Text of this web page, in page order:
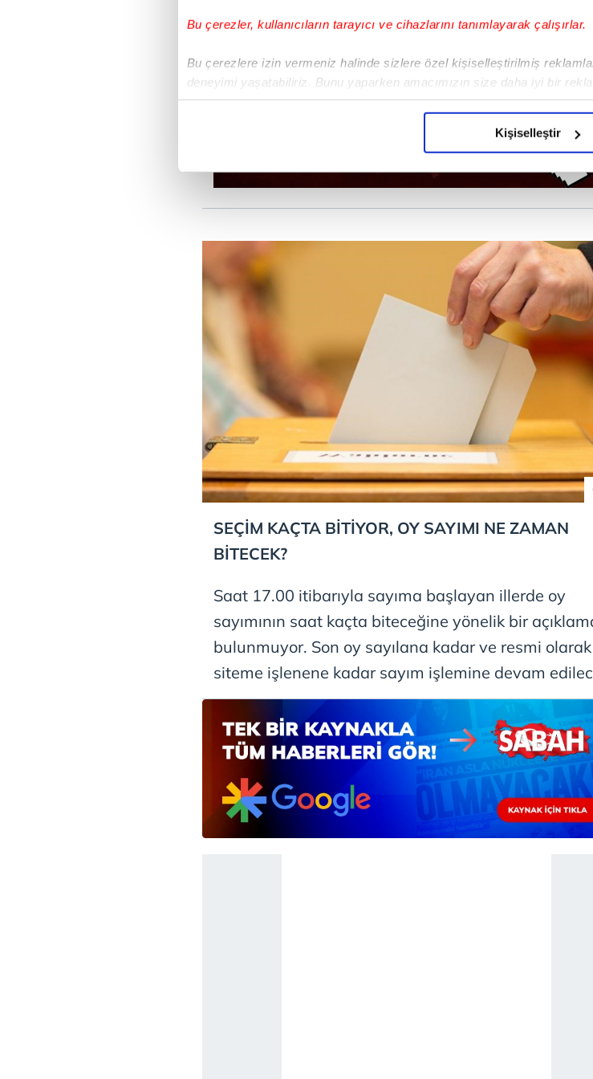
Bu çerezler, kullanıcıların tarayıcı ve cihazlarını tanımlayarak çalışırlar.
Bu çerezlere izin vermeniz halinde sizlere özel kişiselleştirilmiş
deneyimi yaşatabiliriz. Bunu yaparken amacımızın size daha iyi bir
içerikleri sunabilmek adına elimizden gelen çabayı gösterdiğimizi ve bu
reklam/pazarlama faaliyetlerinin yapılması, amaçlarıyla sınırlı olarak
Çerezlere ilişkin tercihlerinizi aşağıda yer alan panel vasıtasıyla
butonuna tıklayabilir,
Çerez Bilgilendirme Metnimizi ziyaret
6698 sayılı Kişisel Verilerin Korunması Kanunu uyarınca hazırlanmış
mevzuata uygun olarak kullanılan çerezlerle ilgili bilgi almak için lütfen
Kişiselleştir
SEÇİM KAÇTA BİTİYOR, OY SAYIMI NE ZAMAN
BİTECEK?
Saat 17.00 itibarıyla sayıma başlayan illerde oy
sayımının saat kaçta biteceğine yönelik bir
bulunmuyor. Son oy sayılana kadar ve resmi olarak
siteme işlenene kadar sayım işlemine devam